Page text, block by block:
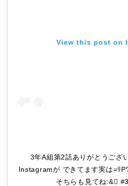
View this post on
3年A組第2話ありがとうござ
Instagramが できてます実は=ﾘ
そちらも見てね:&